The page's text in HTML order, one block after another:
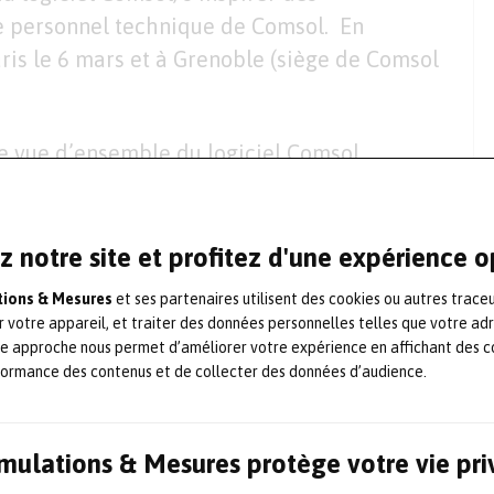
notre site et profitez d'une expérience
& Mesures et ses partenaires utilisent des cookies ou autres
votre appareil, et traiter des données personnelles telles que votre
approche nous permet d’améliorer votre expérience en affichant des
des contenus et de collecter des données d’audience.
& Mesures protège votre vie
technique de Comsol. En
le 6 mars et à Grenoble (siège de Comsol
vue d’ensemble du logiciel Comsol
peuvent être utilisées pour
Le programme offre différentes
pour les utilisateurs de simulation qu’ils
variété de sujets et de disciplines. Les
de découvrir l’utilisation de
et optimiser les méthodes de
afin de construire et développer la
Jeff Hiller, vice-président des ventes de